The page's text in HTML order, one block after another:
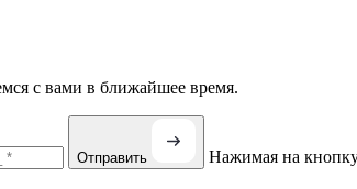
с вами в ближайшее время.
Отправить Нажимая на